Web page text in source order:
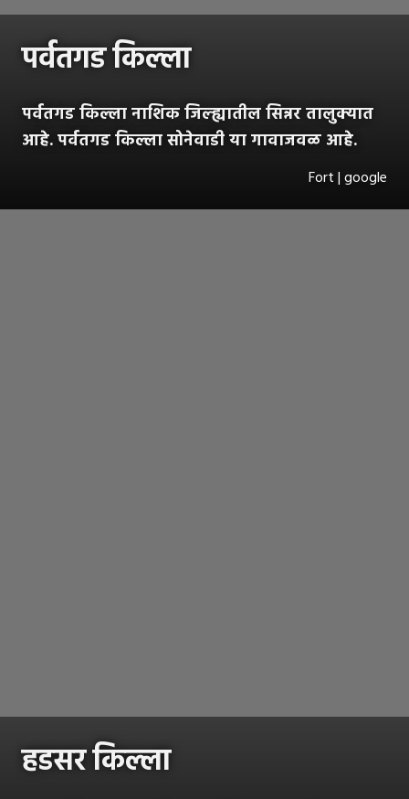
पर्वतगड किल्ला
पर्वतगड किल्ला नाशिक जिल्ह्यातील सिन्नर तालुक्यात
आहे. पर्वतगड किल्ला सोनेवाडी या गावाजवळ आहे.
Fort | google
हडसर किल्ला